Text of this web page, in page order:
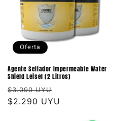
Oferta
Agente Sellador Impermeable Water
Shield Leisel (2 Litros)
Precio
habitual
$3.090 UYU
de
$2.290 UYU